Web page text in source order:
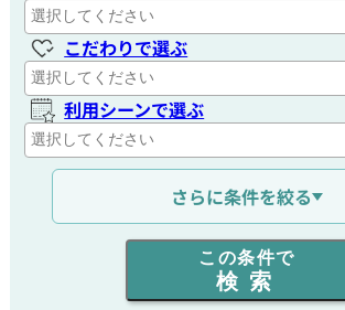
こだわりで選ぶ
利用シーンで選ぶ
通信距離を選ぶ
出力を選ぶ
同時通話人数を選ぶ
さらに条件を絞る
この条件で
検索